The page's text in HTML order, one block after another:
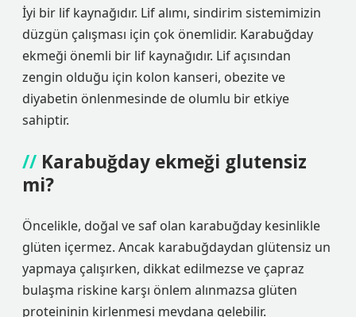
İyi bir lif kaynağıdır. Lif alımı, sindirim sistemimizin
düzgün çalışması için çok önemlidir. Karabuğday
ekmeği önemli bir lif kaynağıdır. Lif açısından
zengin olduğu için kolon kanseri, obezite ve
diyabetin önlenmesinde de olumlu bir etkiye
sahiptir.
Karabuğday ekmeği glutensiz
mi?
Öncelikle, doğal ve saf olan karabuğday kesinlikle
glüten içermez. Ancak karabuğdaydan glütensiz un
yapmaya çalışırken, dikkat edilmezse ve çapraz
bulaşma riskine karşı önlem alınmazsa glüten
proteininin kirlenmesi meydana gelebilir.